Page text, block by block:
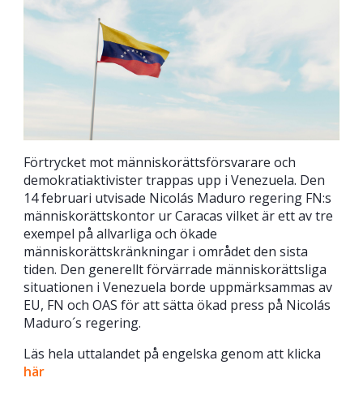
Förtrycket mot människorättsförsvarare och
demokratiaktivister trappas upp i Venezuela. Den
14 februari utvisade Nicolás Maduro regering FN:s
människorättskontor ur Caracas vilket är ett av tre
exempel på allvarliga och ökade
människorättskränkningar i området den sista
tiden. Den generellt förvärrade människorättsliga
situationen i Venezuela borde uppmärksammas av
EU, FN och OAS för att sätta ökad press på Nicolás
Maduro´s regering.
Läs hela uttalandet på engelska genom att klicka
här